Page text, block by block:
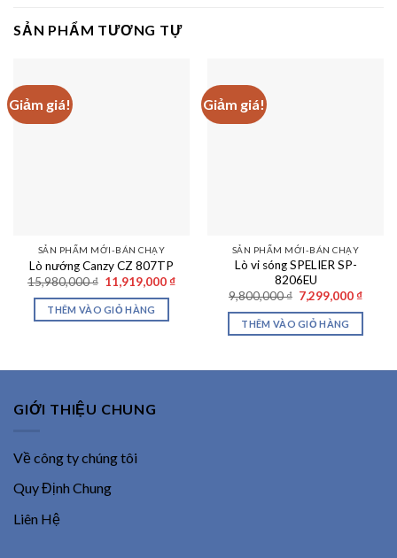
SẢN PHẨM TƯƠNG TỰ
Giảm giá!
SẢN PHẨM MỚI-BÁN CHẠY
Lò nướng Canzy CZ 807TP
15,980,000₫ Giá
gốc
là:
15,980,000 ₫.
11,919,000 ₫Giá
11,919,000 ₫.
THÊM VÀO GIỎ HÀNG
Giảm giá!
SẢN PHẨM MỚI-BÁN CHẠY
Lò vi sóng SPELIER SP-
8206EU
9,800,000₫ Giá
gốc
là:
9,800,000 ₫.
7,299,000 ₫Giá
THÊM VÀO GIỎ HÀNG
GIỚI THIỆU CHUNG
Về công ty chúng tôi
Quy Định Chung
Liên Hệ